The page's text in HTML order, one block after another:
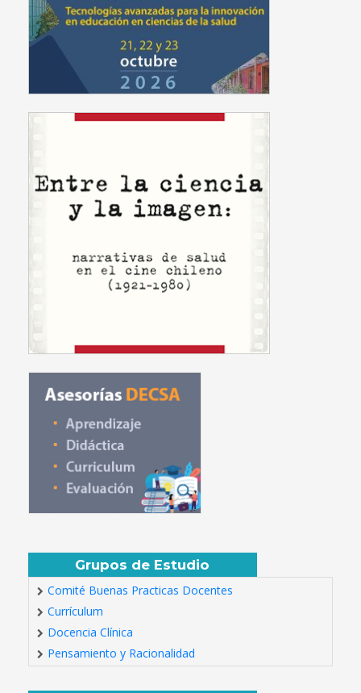
Grupos de Estudio
Comité Buenas Practicas Docentes
Currículum
Docencia Clínica
Pensamiento y Racionalidad